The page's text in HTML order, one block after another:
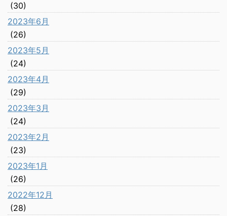
(30)
2023年6月
(26)
2023年5月
(24)
2023年4月
(29)
2023年3月
(24)
2023年2月
(23)
2023年1月
(26)
2022年12月
(28)